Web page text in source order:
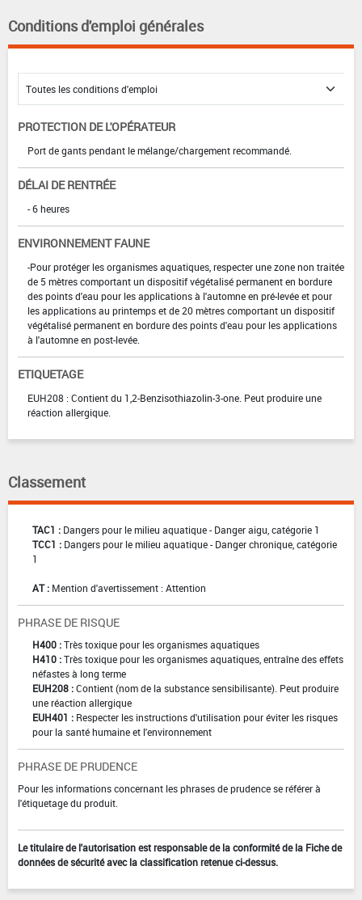
Conditions d'emploi générales
PROTECTION DE L'OPÉRATEUR
Port de gants pendant le mélange/chargement recommandé.
DÉLAI DE RENTRÉE
- 6 heures
ENVIRONNEMENT FAUNE
-Pour protéger les organismes aquatiques, respecter une zone non traitée
de 5 mètres comportant un dispositif végétalisé permanent en bordure
des points d'eau pour les applications à l'automne en pré-levée et pour
les applications au printemps et de 20 mètres comportant un dispositif
végétalisé permanent en bordure des points d'eau pour les applications
à l'automne en post-levée.
ETIQUETAGE
EUH208 : Contient du 1,2-Benzisothiazolin-3-one. Peut produire une
réaction allergique.
Classement
TAC1 : Dangers pour le milieu aquatique - Danger aigu, catégorie 1
TCC1 : Dangers pour le milieu aquatique - Danger chronique, catégorie
1
AT : Mention d'avertissement : Attention
PHRASE DE RISQUE
H400 :Très toxique pour les organismes aquatiques
H410 :Très toxique pour les organismes aquatiques, entraîne des effets
néfastes à long terme
EUH208 :Contient (nom de la substance sensibilisante). Peut produire
une réaction allergique
EUH401 : Respecter les instructions d'utilisation pour éviter les risques
pour la santé humaine et l'environnement
PHRASE DE PRUDENCE
Pour les informations concernant les phrases de prudence se référer à
l'étiquetage du produit.
Le titulaire de l'autorisation est responsable de la conformité de la Fiche de
données de sécurité avec la classification retenue ci-dessus.